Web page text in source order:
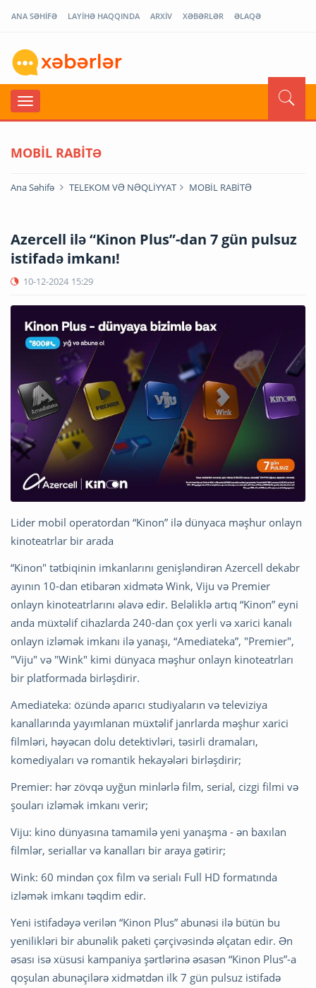
ANA SƏHİFƏ LAYİHƏ HAQQINDA ARXİV XƏBƏRLƏR ƏLAQƏ
MOBİL RABİTƏ
Ana Səhifə TELEKOM VƏ NƏQLİYYAT MOBİL RABİTƏ
Azercell ilə “Kinon Plus”-dan 7 gün pulsuz
istifadə imkanı!
10-12-2024 15:29
Lider mobil operatordan “Kinon” ilə dünyaca məşhur onlayn
kinoteatrlar bir arada
“Kinon" tətbiqinin imkanlarını genişləndirən Azercell dekabr
ayının 10-dan etibarən xidmətə Wink, Viju və Premier
onlayn kinoteatrlarını əlavə edir. Beləliklə artıq “Kinon” eyni
anda müxtəlif cihazlarda 240-dan çox yerli və xarici kanalı
onlayn izləmək imkanı ilə yanaşı, “Amediateka”, "Premier",
"Viju" və "Wink" kimi dünyaca məşhur onlayn kinoteatrları
bir platformada birləşdirir.
Amediateka: özündə aparıcı studiyaların və televiziya
kanallarında yayımlanan müxtəlif janrlarda məşhur xarici
filmləri, həyəcan dolu detektivləri, təsirli dramaları,
komediyaları və romantik hekayələri birləşdirir;
Premier: hər zövqə uyğun minlərlə film, serial, cizgi filmi və
şouları izləmək imkanı verir;
Viju: kino dünyasına tamamilə yeni yanaşma - ən baxılan
filmlər, seriallar və kanalları bir araya gətirir;
Wink: 60 mindən çox film və serialı Full HD formatında
izləmək imkanı təqdim edir.
Yeni istifadəyə verilən “Kinon Plus” abunəsi ilə bütün bu
yenilikləri bir abunəlik paketi çərçivəsində əlçatan edir. Ən
əsası isə xüsusi kampaniya şərtlərinə əsasən “Kinon Plus”-a
qoşulan abunəçilərə xidmətdən ilk 7 gün pulsuz istifadə